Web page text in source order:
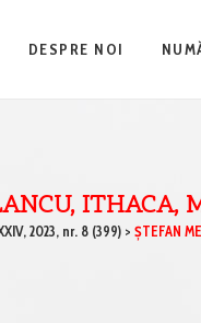
DESPRE NOI
ITHACA,
2023, nr. 8 (399)> ŞTEFAN